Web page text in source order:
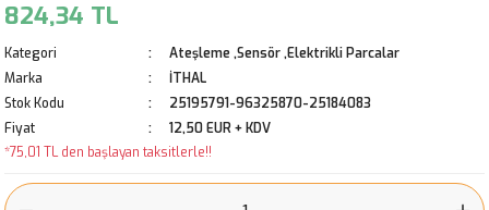
824,34 TL
Kategori
Ateşleme ,Sensör ,Elektrikli Parcalar
Marka
İTHAL
Stok Kodu
25195791-96325870-25184083
Fiyat
12,50 EUR + KDV
*75,01 TL den başlayan taksitlerle!!